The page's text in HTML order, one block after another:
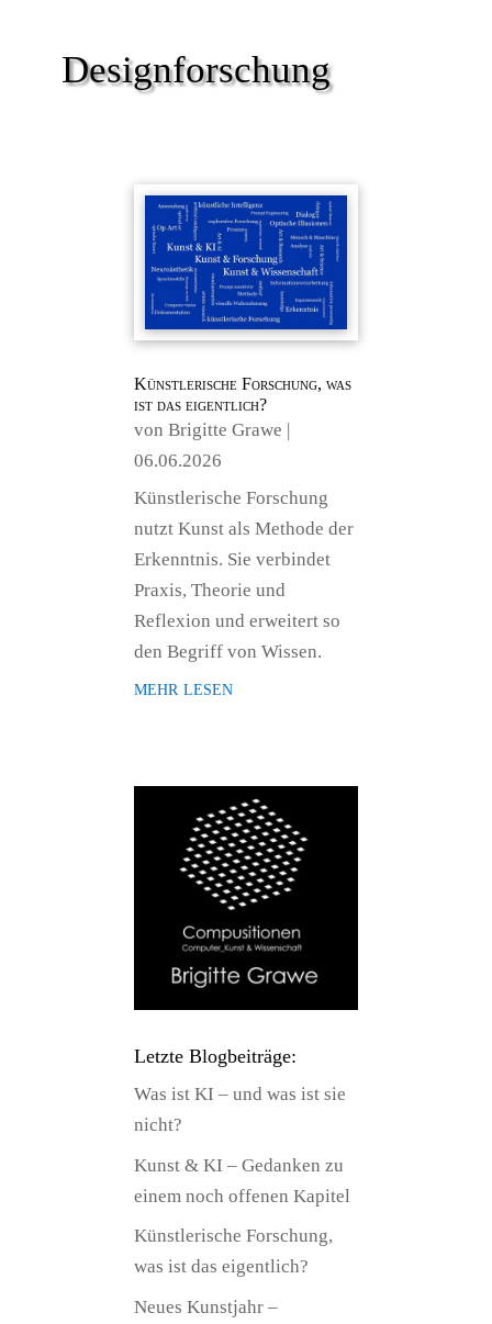
Designforschung
Künstlerische Forschung, was
ist das eigentlich?
vonBrigitte Grawe
06.06.2026
Künstlerische Forschung
nutzt Kunst als Methode der
Erkenntnis. Sie verbindet
Praxis, Theorie und
Reflexion und erweitert so
den Begriff von Wissen.
mehr lesen
Letzte Blogbeiträge:
Was ist KI – und was ist sie
nicht?
Kunst & KI – Gedanken zu
einem noch offenen Kapitel
Künstlerische Forschung,
was ist das eigentlich?
Neues Kunstjahr –